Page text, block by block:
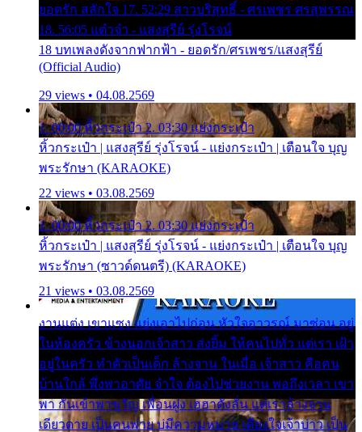
ยอดรัก สลักใจ 17. 52:29 สาวบริสุทธิ์ - ศรเพชร ศรสุพรรณ
18. 56:05 แต๋วจ๋า - แสงสุรีย์ รุ่งโรจน์
18 บทเพลงดังจากฟากฟ้า - ยอดรัก/ศรเพชร/แสงสุรีย์
(Official Audio)
29 views • 04.08.2569
1. 00:00 หิ้วกระเป๋า 2. 03:30 แย่งกระเป๋า
หิ้วกระเป๋า | แสงสุรีย์ รุ่งโรจน์ - แย่งกระเป๋า | เตือนใจ บุญ
พระรักษา (KARAOKE)
22 views • 03.08.2569
1. 00:00 หิ้วกระเป๋า 2. 03:30 แย่งกระเป๋า
หิ้วกระเป๋า | แสงสุรีย์ รุ่งโรจน์ - แย่งกระเป๋า | เตือนใจ บุญ
พระรักษา (ซาวด์ดนตรี) (KARAOKE)
21 views • 03.08.2569
งานแต่ง เขาแซง แย่งเอาไปก่อน หัวใจอาวรณ์ มาซ่อน อยู่
ในห้องครัว ข้างนอกเจ้าสาว ส่งยิ้ม ให้คนไปทั่ว แต่เรา เฝ้า
อยู่ในครัว ทำตัวเป็นเด็ก ล้างจาน ในเมื่อ เจ้าสาว คือคน
บ้านใกล้ พึ่งพาอาศัย จำใจ ต้องไปช่วยงาน พอถึงเวลา เขา
พา กันเข้าพาขวัญ เพื่อนฝูง เฮฮาดังลั่น แต่เราล้างจาน
เดียวดาย เป็นคนพ่าย บ่มีความหมาย เคียงใจเจ้าบ่าว เป็น